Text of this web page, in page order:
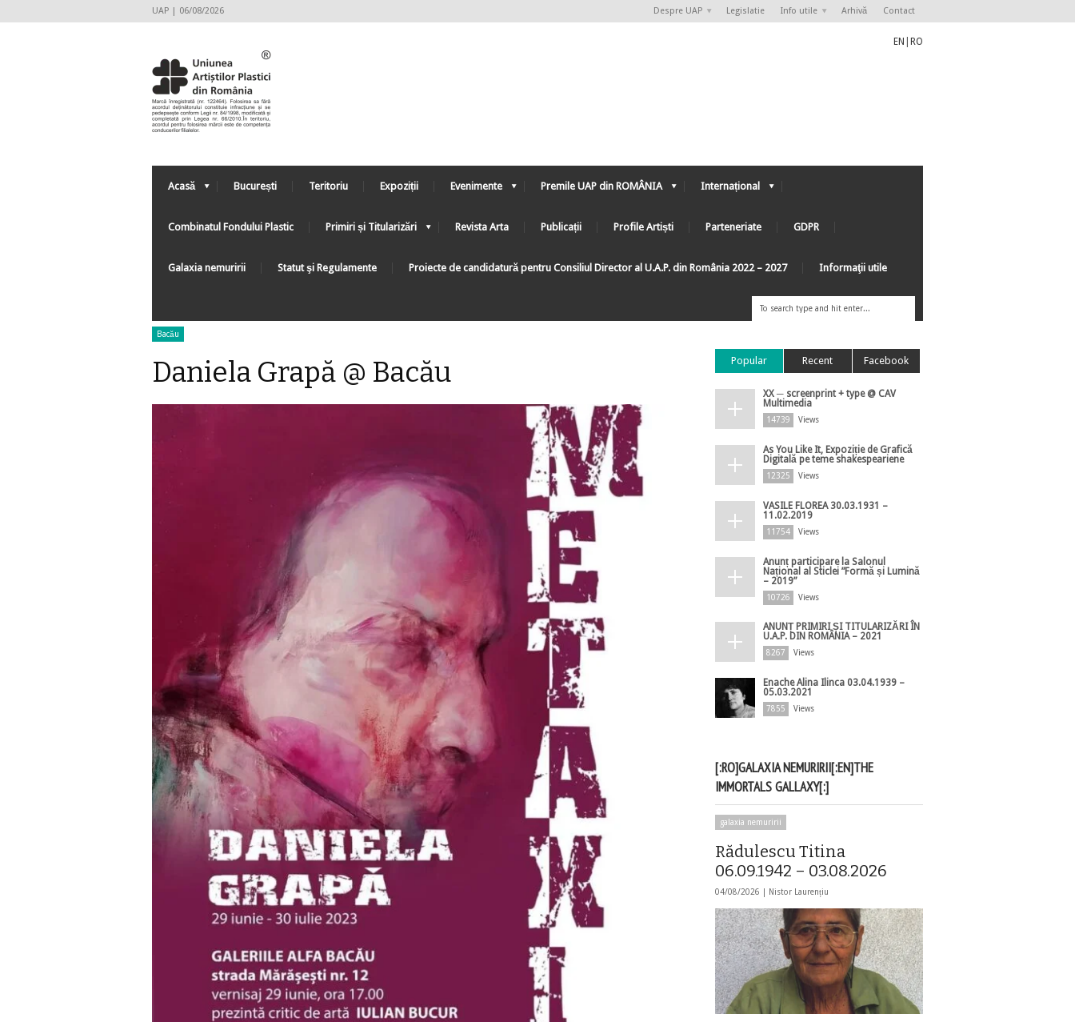
UAP | 06/08/2026 Despre UAP Legislatie Info utile Arhivă Contact
EN RO
Acasă București Teritoriu Expoziții Evenimente Premile UAP din ROMÂNIA Internațional
Combinatul Fondului Plastic Primiri și Titularizări Revista Arta Publicații Profile Artiști Parteneriate GDPR
Galaxia nemuririi Statut şi Regulamente Proiecte de candidatură pentru Consiliul Director al U.A.P. din România 2022 – 2027 Informaţii utile
Bacău
Daniela Grapă @ Bacău Popular Recent Facebook
XX ─ screenprint + type @ CAV
Multimedia
14739 Views
As You Like It, Expoziție de Grafică
Digitală pe teme shakespeariene
12325 Views
VASILE FLOREA 30.03.1931 –
11.02.2019
11754 Views
Anunț participare la Salonul
Național al Sticlei ”Formă și Lumină
– 2019”
10726 Views
ANUNȚ PRIMIRI ȘI TITULARIZĂRI ÎN
U.A.P. DIN ROMÂNIA – 2021
8267 Views
Enache Alina Ilinca 03.04.1939 –
05.03.2021
7855 Views
[:RO]GALAXIA NEMURIRII[:EN]THE
IMMORTALS GALLAXY[:]
galaxia nemuririi
Rădulescu Titina
06.09.1942 – 03.08.2026
04/08/2026 | Nistor Laurențiu